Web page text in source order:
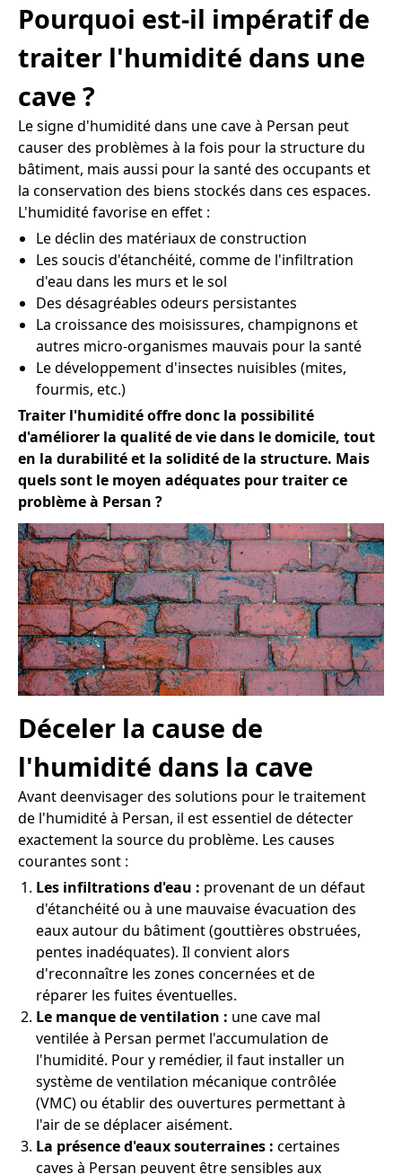
Pourquoi est-il impératif de
traiter l'humidité dans une
cave ?
Le signe d'humidité dans une cave à Persan peut
causer des problèmes à la fois pour la structure du
bâtiment, mais aussi pour la santé des occupants et
la conservation des biens stockés dans ces espaces.
L'humidité favorise en effet :
Le déclin des matériaux de construction
Les soucis d'étanchéité, comme de l'infiltration
d'eau dans les murs et le sol
Des désagréables odeurs persistantes
La croissance des moisissures, champignons et
autres micro-organismes mauvais pour la santé
Le développement d'insectes nuisibles (mites,
fourmis, etc.)
Traiter l'humidité offre donc la possibilité
d'améliorer la qualité de vie dans le domicile, tout
en la durabilité et la solidité de la structure. Mais
quels sont le moyen adéquates pour traiter ce
problème à Persan ?
Déceler la cause de
l'humidité dans la cave
Avant deenvisager des solutions pour le traitement
de l'humidité à Persan, il est essentiel de détecter
exactement la source du problème. Les causes
courantes sont :
Les infiltrations d'eau : provenant de un défaut
d'étanchéité ou à une mauvaise évacuation des
eaux autour du bâtiment (gouttières obstruées,
pentes inadéquates). Il convient alors
d'reconnaître les zones concernées et de
réparer les fuites éventuelles.
Le manque de ventilation : une cave mal
ventilée à Persan permet l'accumulation de
l'humidité. Pour y remédier, il faut installer un
système de ventilation mécanique contrôlée
(VMC) ou établir des ouvertures permettant à
l'air de se déplacer aisément.
La présence d'eaux souterraines : certaines
caves à Persan peuvent être sensibles aux